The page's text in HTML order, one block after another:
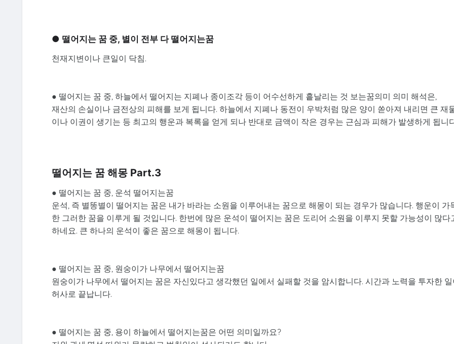
● 떨어지는 꿈 중, 별이 전부 다 떨어지는꿈
천재지변이나 큰일이 닥침.
● 떨어지는 꿈 중, 하늘에서 떨어지는 지폐나 종이조각 등이 어수선하게 흩날리는 것 보는꿈의미 의미 해석은,
재산의 손실이나 금전상의 피해를 보게 됩니다. 하늘에서 지폐나 동전이 우박처럼 많은 양이 쏟아져 내리면 큰 재
이나 이권이 생기는 등 최고의 행운과 복록을 얻게 되나 반대로 금액이 작은 경우는 근심과 피해가 발생하게 됩니
떨어지는 꿈 해몽 Part.3
● 떨어지는 꿈 중, 운석 떨어지는꿈
운석, 즉 별똥별이 떨어지는 꿈은 내가 바라는 소원을 이루어내는 꿈으로 해몽이 되는 경우가 많습니다. 행운이 가
한 그러한 꿈을 이루게 될 것입니다. 한번에 많은 운석이 떨어지는 꿈은 도리어 소원을 이루지 못할 가능성이 많다
하네요. 큰 하나의 운석이 좋은 꿈으로 해몽이 됩니다.
● 떨어지는 꿈 중, 원숭이가 나무에서 떨어지는꿈
원숭이가 나무에서 떨어지는 꿈은 자신있다고 생각했던 일에서 실패할 것을 암시합니다. 시간과 노력을 투자한
허사로 끝납니다.
● 떨어지는 꿈 중, 용이 하늘에서 떨어지는꿈은 어떤 의미일까요?